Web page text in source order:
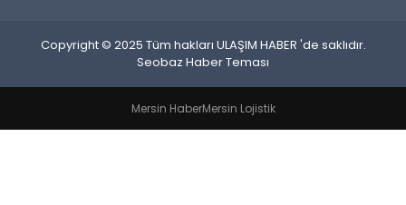
Copyright © 2025 Tüm hakları ULAŞIM HABER 'de saklıdır.
Seobaz Haber Teması
Mersin HaberMersin Lojistik